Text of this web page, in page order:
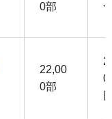
0部
22,00
0部